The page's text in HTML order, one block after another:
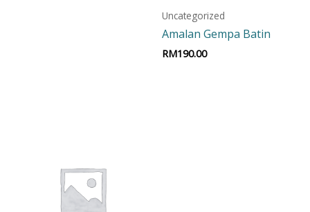
Uncategorized
Amalan Gempa Batin
RM190.00